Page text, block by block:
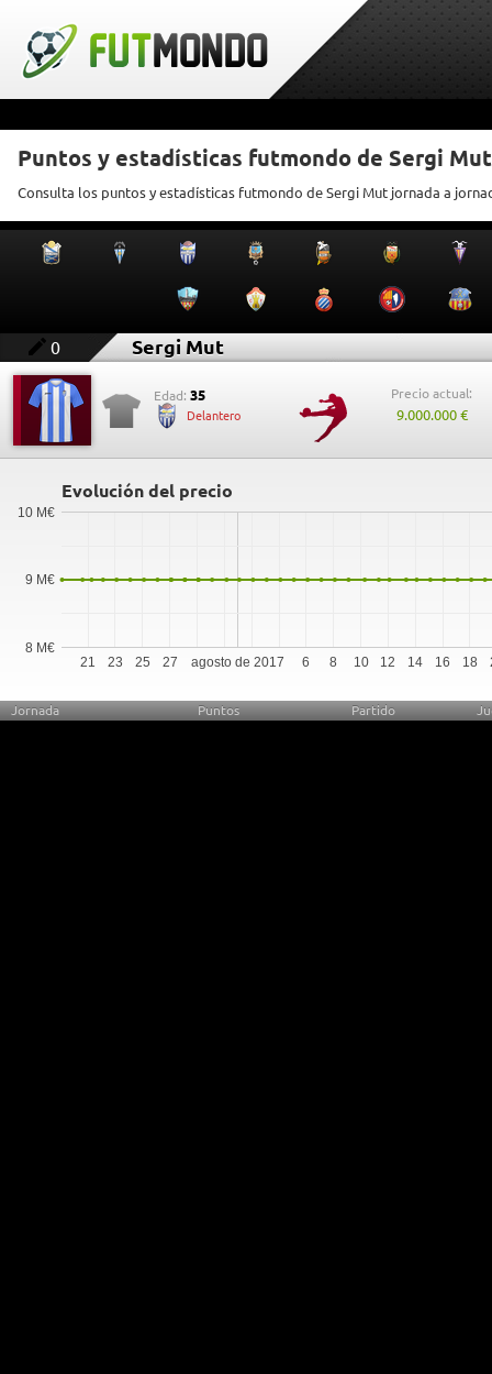
Puntos y estadísticas futmondo de Sergi Mut
Consulta los puntos y estadísticas futmondo de Sergi Mut jornada a
0 Sergi Mut
Edad: 35
Delantero
Precio actual:
9.000.000 €
Evolución del precio
agosto de 2017
21 23 25 27 6 8 10 12 14 16 18
8 M€
9 M€
10 M€
Jornada Puntos Partido